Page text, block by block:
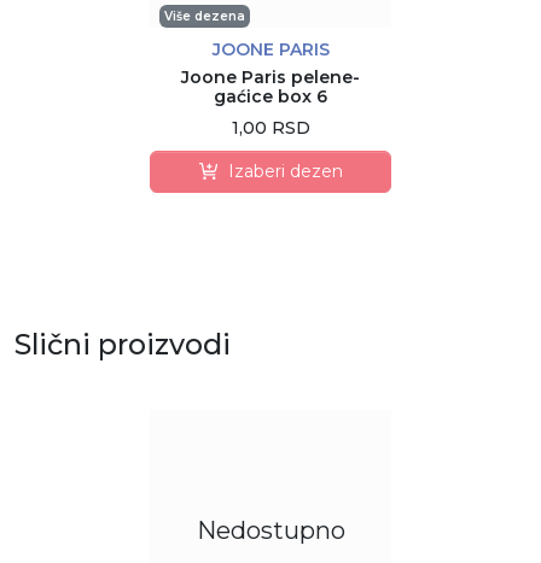
Više dezena
JOONE PARIS
Joone Paris pelene-
gaćice box 6
1,00 RSD
Izaberi dezen
Slični proizvodi
Nedostupno